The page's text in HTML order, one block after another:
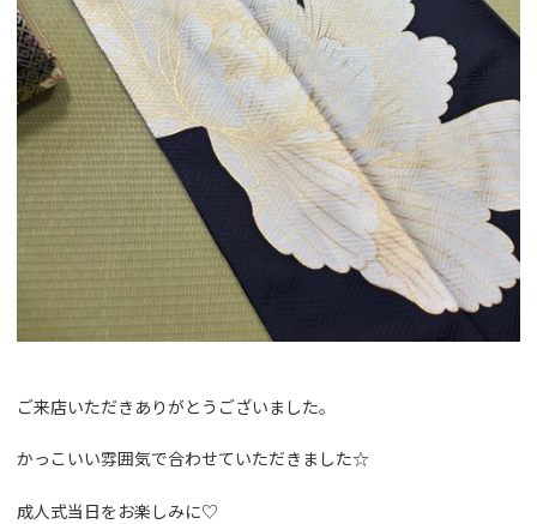
ご来店いただきありがとうございました。
かっこいい雰囲気で合わせていただきました☆
成人式当日をお楽しみに♡